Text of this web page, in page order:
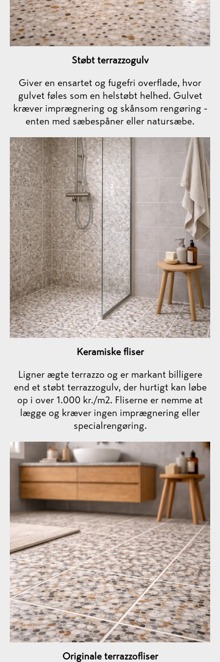
Støbt terrazzogulv
Giver en ensartet og fugefri overflade, hvor
gulvet føles som en helstøbt helhed. Gulvet
kræver imprægnering og skånsom rengøring -
enten med sæbespåner eller natursæbe.
Keramiske fliser
Ligner ægte terrazzo og er markant billigere
end et støbt terrazzogulv, der hurtigt kan løbe
op i over 1.000 kr./m2. Fliserne er nemme at
lægge og kræver ingen imprægnering eller
specialrengøring.
Originale terrazzofliser